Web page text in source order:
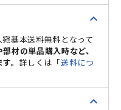
expand_less
基本送料無料となって
材の単品購入時など、
。 詳しくは「送料につ
expand_less